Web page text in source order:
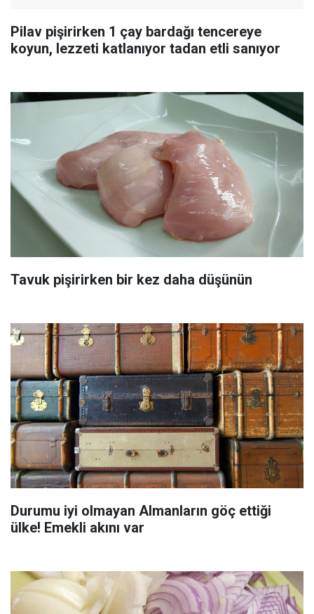
Pilav pişirirken 1 çay bardağı tencereye
koyun, lezzeti katlanıyor tadan etli sanıyor
Tavuk pişirirken bir kez daha düşünün
Durumu iyi olmayan Almanların göç ettiği
ülke! Emekli akını var